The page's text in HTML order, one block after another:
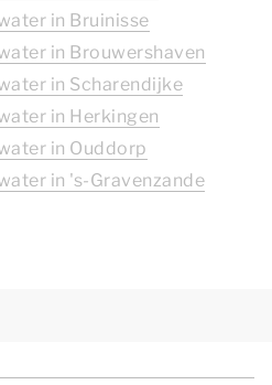
in Bruinisse
in Brouwershaven
in Scharendijke
in Herkingen
in Ouddorp
in 's-Gravenzande